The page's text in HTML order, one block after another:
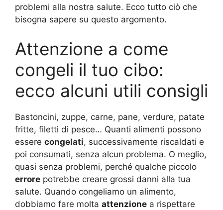
problemi alla nostra salute. Ecco tutto ciò che
bisogna sapere su questo argomento.
Attenzione a come
congeli il tuo cibo:
ecco alcuni utili consigli
Bastoncini, zuppe, carne, pane, verdure, patate
fritte, filetti di pesce… Quanti alimenti possono
essere congelati, successivamente riscaldati e
poi consumati, senza alcun problema. O meglio,
quasi senza problemi, perché qualche piccolo
errore potrebbe creare grossi danni alla tua
salute. Quando congeliamo un alimento,
dobbiamo fare molta attenzione a rispettare